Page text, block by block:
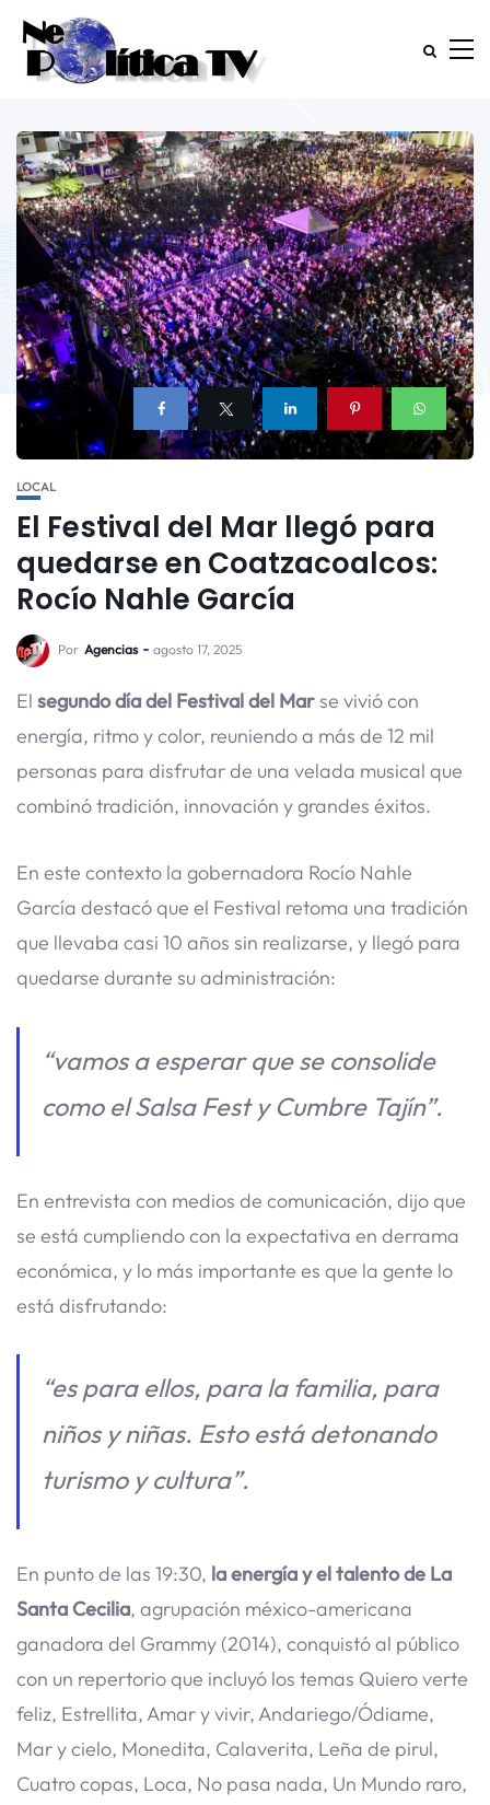
LOCAL
El Festival del Mar llegó para
quedarse en Coatzacoalcos:
Rocío Nahle García
Por Agencias agosto 17, 2025
El segundo día del Festival del Marse vivió con
energía, ritmo y color, reuniendo a más de 12 mil
personas para disfrutar de una velada musical que
combinó tradición, innovación y grandes éxitos.
En este contexto la gobernadora Rocío Nahle
García destacó que el Festival retoma una tradición
que llevaba casi 10 años sin realizarse, y llegó para
quedarse durante su administración:
“vamos a esperar que se consolide
como el Salsa Fest y Cumbre Tajín”.
En entrevista con medios de comunicación, dijo que
se está cumpliendo con la expectativa en derrama
económica, y lo más importante es que la gente lo
está disfrutando:
“es para ellos, para la familia, para
niños y niñas. Esto está detonando
turismo y cultura”.
En punto de las 19:30, la energía y el talento de La
Santa Cecilia, agrupación méxico-americana
ganadora del Grammy (2014), conquistó al público
con un repertorio que incluyó los temas Quiero verte
feliz, Estrellita, Amar y vivir, Andariego/Ódiame,
Mar y cielo, Monedita, Calaverita, Leña de pirul,
Cuatro copas, Loca, No pasa nada, Un Mundo raro,